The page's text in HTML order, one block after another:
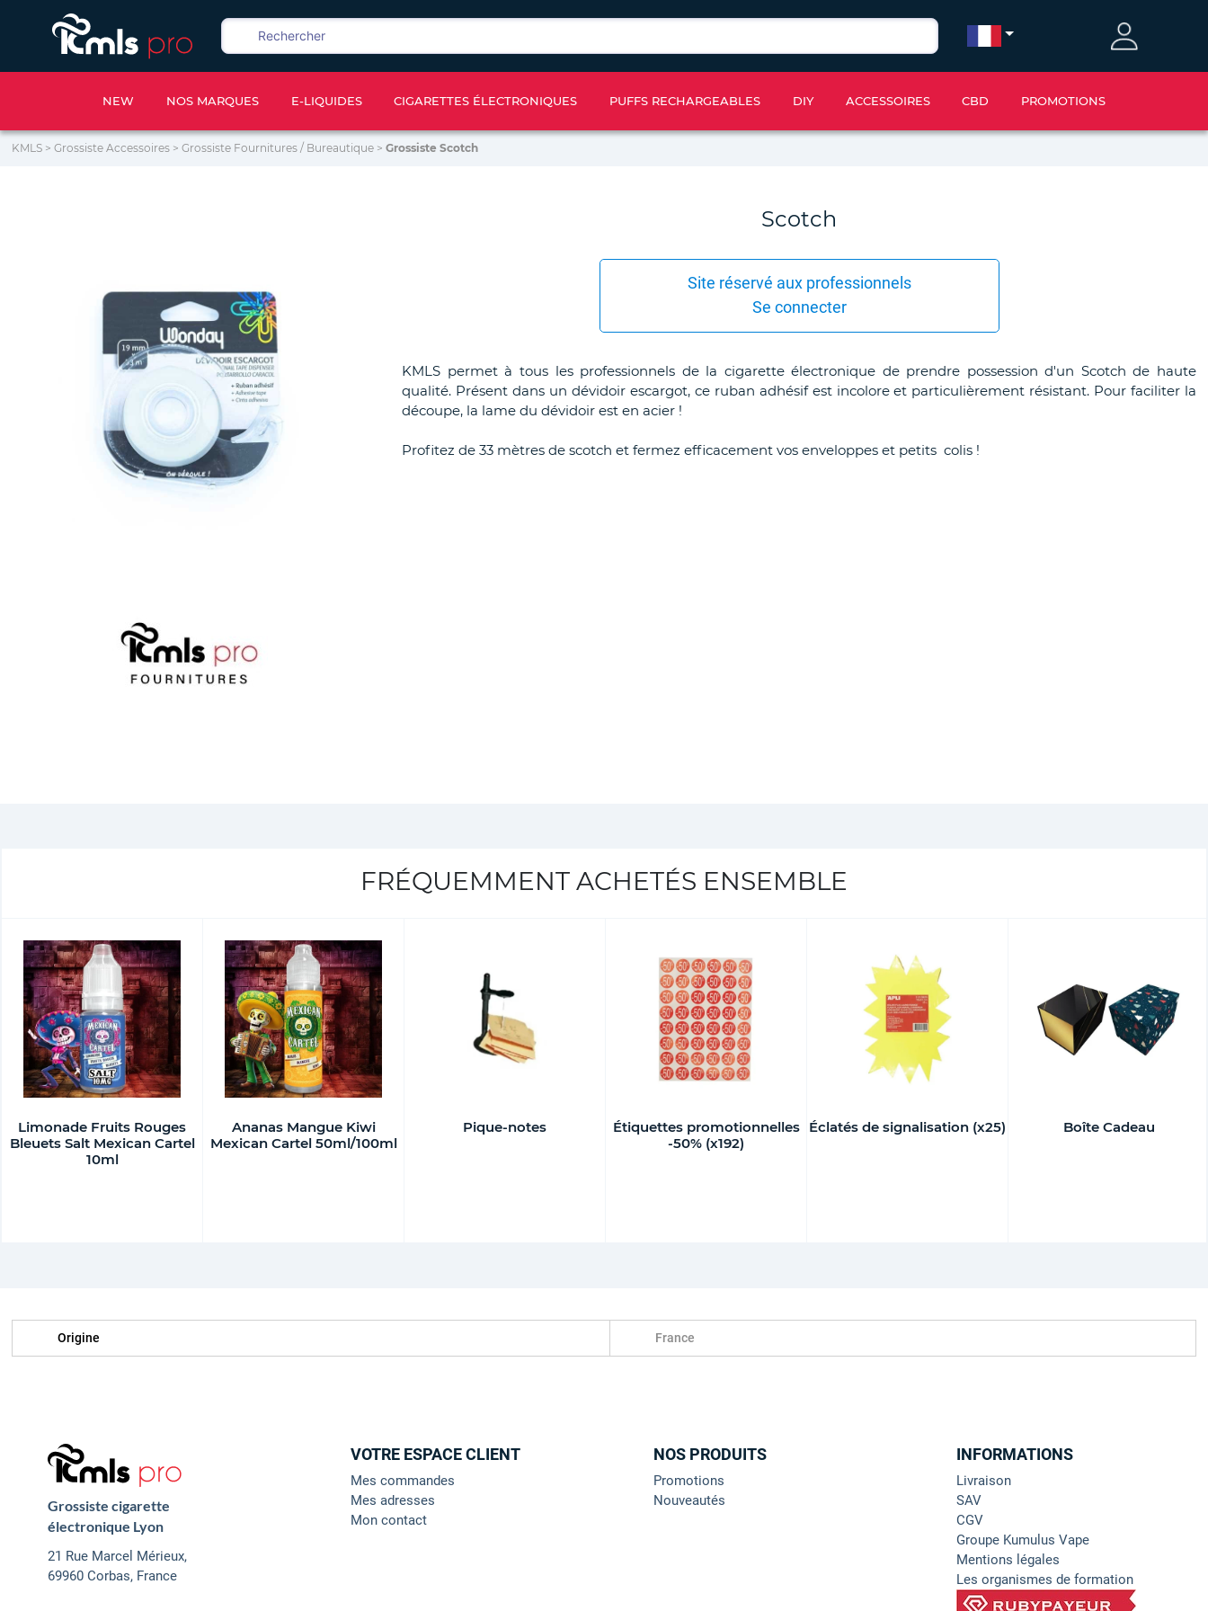
NEW NOS MARQUES E-LIQUIDES CIGARETTES ÉLECTRONIQUES PUFFS RECHARGEABLES DIY ACCESSOIRES CBD PROMOTIONS
KMLS > Grossiste Accessoires > Grossiste Fournitures / Bureautique > Grossiste Scotch
Scotch
Site réservé aux professionnels
Se connecter
KMLS permet à tous les professionnels de la cigarette électronique de prendre possession d'un Scotch de haute
qualité. Présent dans un dévidoir escargot, ce ruban adhésif est incolore et particulièrement résistant. Pour faciliter la
découpe, la lame du dévidoir est en acier !
Profitez de 33 mètres de scotch et fermez efficacement vos enveloppes et petits colis !
FRÉQUEMMENT ACHETÉS ENSEMBLE
Limonade Fruits Rouges
Bleuets Salt Mexican Cartel
10ml
Ananas Mangue Kiwi
Mexican Cartel 50ml/100ml
Pique-notes
Étiquettes promotionnelles
-50% (x192)
Éclatés de signalisation (x25) Boîte Cadeau
Origine France
Grossiste cigarette
électronique Lyon
21 Rue Marcel Mérieux,
69960 Corbas, France
VOTRE ESPACE CLIENT
Mes commandes
Mes adresses
Mon contact
NOS PRODUITS
Promotions
Nouveautés
INFORMATIONS
Livraison
SAV
CGV
Groupe Kumulus Vape
Mentions légales
Les organismes de formation